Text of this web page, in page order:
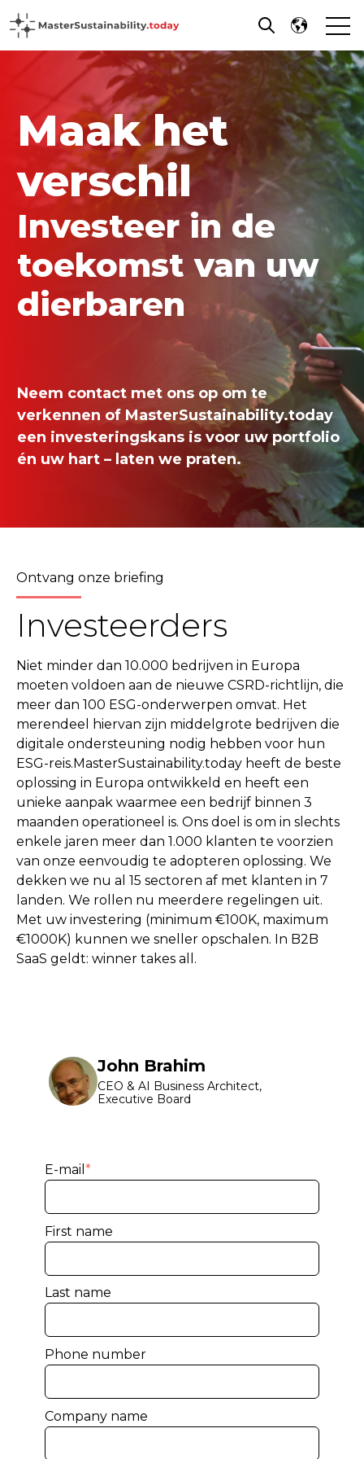
Open search
Maak het
verschil
Investeer in de
toekomst van uw
dierbaren
Neem contact met ons op om te
verkennen of MasterSustainability.today
een investeringskans is voor uw portfolio
én uw hart – laten we praten.
Ontvang onze briefing
Investeerders
Niet minder dan 10.000 bedrijven in Europa
moeten voldoen aan de nieuwe CSRD-richtlijn, die
meer dan 100 ESG-onderwerpen omvat. Het
merendeel hiervan zijn middelgrote bedrijven die
digitale ondersteuning nodig hebben voor hun
ESG-reis.MasterSustainability.today heeft de beste
oplossing in Europa ontwikkeld en heeft een
unieke aanpak waarmee een bedrijf binnen 3
maanden operationeel is. Ons doel is om in slechts
enkele jaren meer dan 1.000 klanten te voorzien
van onze eenvoudig te adopteren oplossing. We
dekken we nu al 15 sectoren af met klanten in 7
landen. We rollen nu meerdere regelingen uit.
Met uw investering (minimum €100K, maximum
€1000K) kunnen we sneller opschalen. In B2B
SaaS geldt: winner takes all.
John Brahim
CEO & AI Business Architect,
Executive Board
E-mail *
First name
Last name
Phone number
Company name